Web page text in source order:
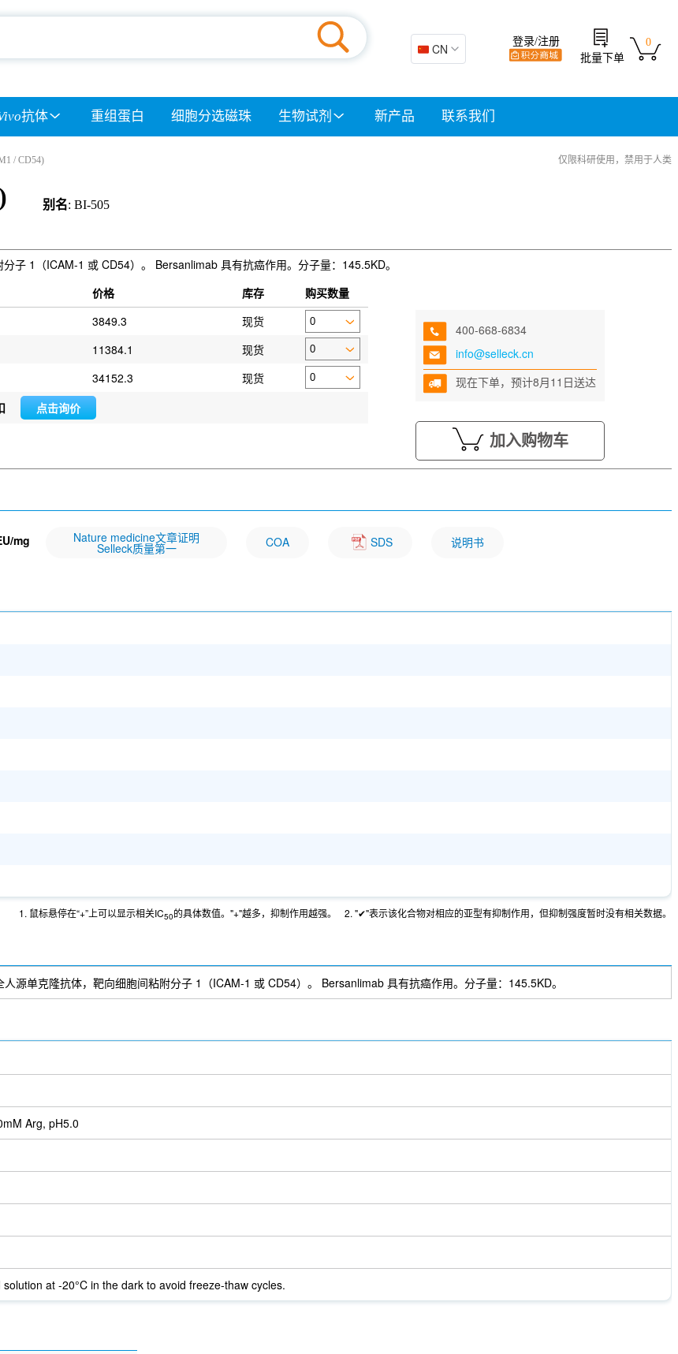
🇨🇳 CN
0
批量下单
登录/注册
抗体 重组蛋白 细胞分选磁珠 生物试剂 新产品 联系我们
/ CD54) 仅限科研使用，禁用于人类
别名: BI-505
子 1（ICAM-1 或 CD54）。 Bersanlimab 具有抗癌作用。分子量：145.5KD。
价格 库存
购买数量
3849.3
现货
11384.1
现货
34152.3
现货
点击询价
400-668-6834
info@selleck.cn
现在下单，预计8月11日送达
加入购物车
mg Nature medicine文章证明
Selleck质量第一 COA SDS 说明书
1. 鼠标悬停在“+”上可以显示相关IC50的具体数值。"+"越多，抑制作用越强。 2. "✔"表示该化合物对相应的亚型有抑制作用，但抑制强度暂时没有相关数据。
源单克隆抗体，靶向细胞间粘附分子 1（ICAM-1 或 CD54）。 Bersanlimab 具有抗癌作用。分子量：145.5KD。
Arg, pH5.0
at -20°C in the dark to avoid freeze-thaw cycles.